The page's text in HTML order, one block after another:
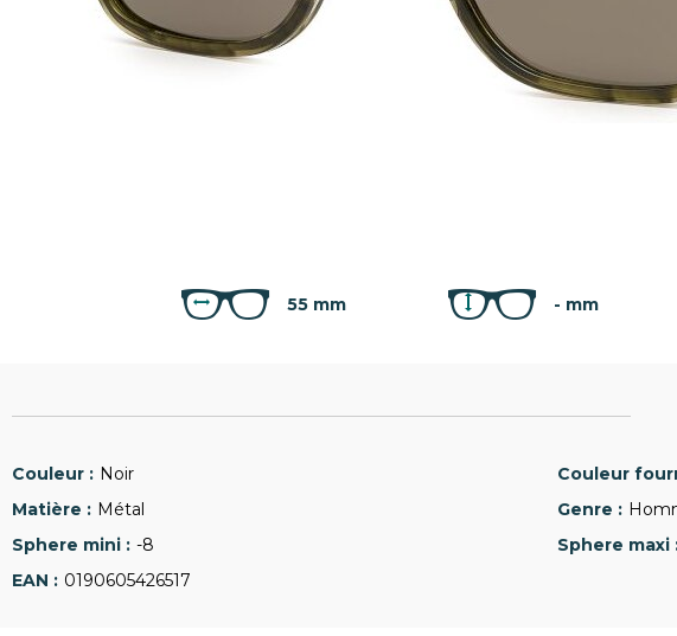
55 mm - mm
Noir
Métal
-8
0190605426517